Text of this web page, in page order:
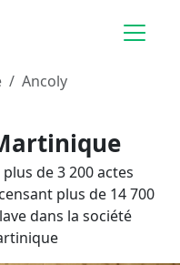
de 3 200 actes
plus de 14 700
dans la société
Ancoly